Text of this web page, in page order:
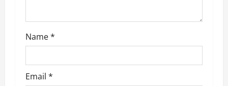
Name*
Email *